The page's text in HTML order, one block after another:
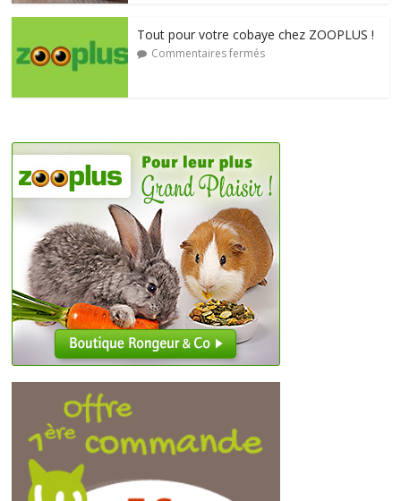
Tout pour votre cobaye chez ZOOPLUS !
Commentaires fermés